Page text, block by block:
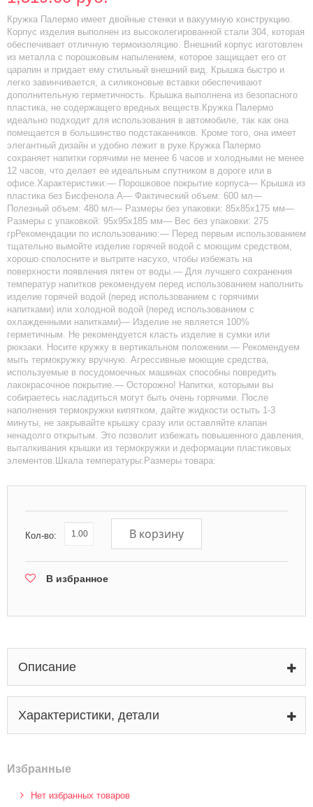
Кружка Палермо имеет двойные стенки и вакуумную конструкцию.
Корпус изделия выполнен из высоколегированной стали 304, которая
обеспечивает отличную термоизоляцию. Внешний корпус изготовлен
из металла с порошковым напылением, которое защищает его от
царапин и придает ему стильный внешний вид. Крышка быстро и
легко завинчивается, а силиконовые вставки обеспечивают
дополнительную герметичность. Крышка выполнена из безопасного
пластика, не содержащего вредных веществ.Кружка Палермо
идеально подходит для использования в автомобиле, так как она
помещается в большинство подстаканников. Кроме того, она имеет
элегантный дизайн и удобно лежит в руке.Кружка Палермо
сохраняет напитки горячими не менее 6 часов и холодными не менее
12 часов, что делает ее идеальным спутником в дороге или в
офисе.Характеристики:— Порошковое покрытие корпуса— Крышка из
пластика без Бисфенола А— Фактический объем: 600 мл—
Полезный объем: 480 мл— Размеры без упаковки: 85х85х175 мм—
Размеры с упаковкой: 95х95х185 мм— Вес без упаковки: 275
грРекомендации по использованию:— Перед первым использованием
тщательно вымойте изделие горячей водой с моющим средством,
хорошо сполосните и вытрите насухо, чтобы избежать на
поверхности появления пятен от воды.— Для лучшего сохранения
температур напитков рекомендуем перед использованием наполнить
изделие горячей водой (перед использованием с горячими
напитками) или холодной водой (перед использованием с
охлажденными напитками)— Изделие не является 100%
герметичным. Не рекомендуется класть изделие в сумки или
рюкзаки. Носите кружку в вертикальном положении.— Рекомендуем
мыть термокружку вручную. Агрессивные моющие средства,
используемые в посудомоечных машинах способны повредить
лакокрасочное покрытие.— Осторожно! Напитки, которыми вы
собираетесь насладиться могут быть очень горячими. После
наполнения термокружки кипятком, дайте жидкости остыть 1-3
минуты, не закрывайте крышку сразу или оставляйте клапан
ненадолго открытым. Это позволит избежать повышенного давления,
выталкивания крышки из термокружки и деформации пластиковых
элементов.Шкала температуры:Размеры товара:
Кол-во: В корзину
В избранное
Описание
Характеристики, детали
Избранные
Нет избранных товаров